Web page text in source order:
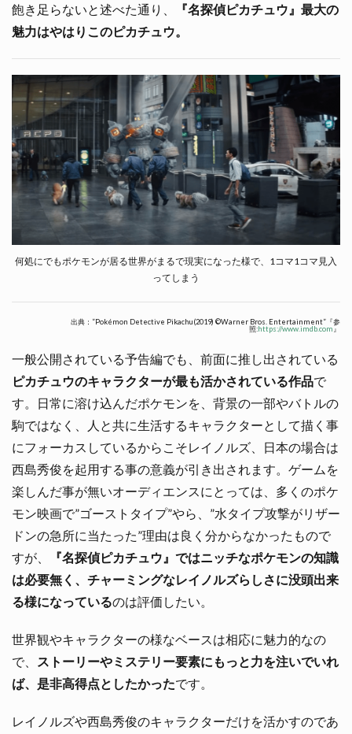
飽き足らないと述べた通り、
『名探偵ピカチュウ』最大の
魅力はやはりこのピカチュウ。
何処にでもポケモンが居る世界がまるで現実になった様で、1コマ1コマ見入
ってしまう
出典：”Pokémon Detective Pikachu(2019) ©Warner Bros. Entertainment”『参
照:https://www.imdb.com』
一般公開されている予告編でも、前面に推し出されている
ピカチュウのキャラクターが最も活かされている作品で
す。日常に溶け込んだポケモンを、背景の一部やバトルの
駒ではなく、人と共に生活するキャラクターとして描く事
にフォーカスしているからこそレイノルズ、日本の場合は
西島秀俊を起用する事の意義が引き出されます。ゲームを
楽しんだ事が無いオーディエンスにとっては、多くのポケ
モン映画で”ゴーストタイプ”やら、”水タイプ攻撃がリザー
ドンの急所に当たった”理由は良く分からなかったもので
すが、
『名探偵ピカチュウ』ではニッチなポケモンの知識
は必要無く、チャーミングなレイノルズらしさに没頭出来
る様になっているのは評価したい。
世界観やキャラクターの様なベースは相応に魅力的なの
で、
ストーリーやミステリー要素にもっと力を注いでいれ
ば、是非高得点としたかったです。
レイノルズや西島秀俊のキャラクターだけを活かすのであ